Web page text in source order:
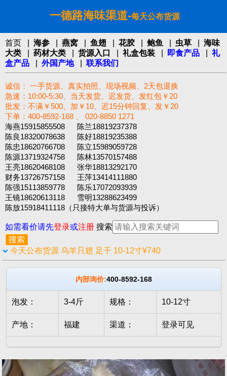
一德路海味渠道-每天公布货源
首页 海参 燕窝 鱼翅 花胶 鲍鱼 虫草
海味
大类
药材大类 货源入口 礼盒包装 即食产品
礼
盒产品
外国产地| 联系我们
诚信： 一手货源、真实拍照、现场视频、2天包退换
急速：10:00-5:30、当天发货、迟发货、发红包￥20
批发：不满￥500、加￥10、迟15分钟回复、发￥20
下单：400-8592-168 、 020-8850 1271‬
海燕15915855508 陈兰18819237378
陈良18320078638 陈好18819235388
陈忠18620766708 陈立15989059728
陈源13719324758 陈林13570157488
王亮18620468108 张华18813292170
财务13726757158 王萍13414111880
陈强15113859778 陈乐17072093939
王镜18620613118 雪明13288623499
陈放15918411118（只接特大单与货源与投诉）
如需看价请先登录或注册 搜索
今天公布货源 乌羊只翅 足干 10-12寸¥740
内部询价:400-8592-168
泡发： 3-4斤 规格： 10-12寸
产地： 福建 渠道： 登录可见